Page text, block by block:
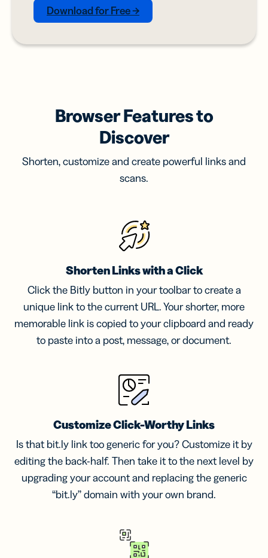
Download for Free →
Browser Features to
Discover
Shorten, customize and create powerful links and
scans.
Shorten Links with a Click
Click the Bitly button in your toolbar to create a
unique link to the current URL. Your shorter, more
memorable link is copied to your clipboard and ready
to paste into a post, message, or document.
Customize Click-Worthy Links
Is that bit.ly link too generic for you? Customize it by
editing the back-half. Then take it to the next level by
upgrading your account and replacing the generic
“bit.ly” domain with your own brand.